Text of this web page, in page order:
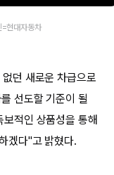
현대자동차
던 새로운 차급으로
선도할 기준이 될
적인 상품성을 통해
겠다"고 밝혔다.